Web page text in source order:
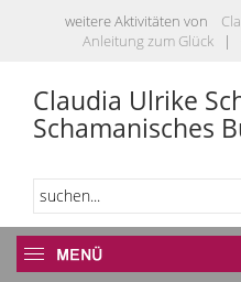
weitere Aktivitäten von
Anleitung zum Glück |
Claudia Ulrike
Schamanisches